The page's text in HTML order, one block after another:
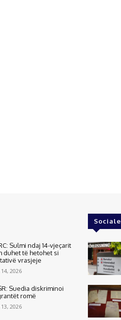
Sulmi ndaj 14-vjeçarit
duhet të hetohet si
vrasjeje
14, 2026
Suedia diskriminoi
romë
13, 2026
Sociale